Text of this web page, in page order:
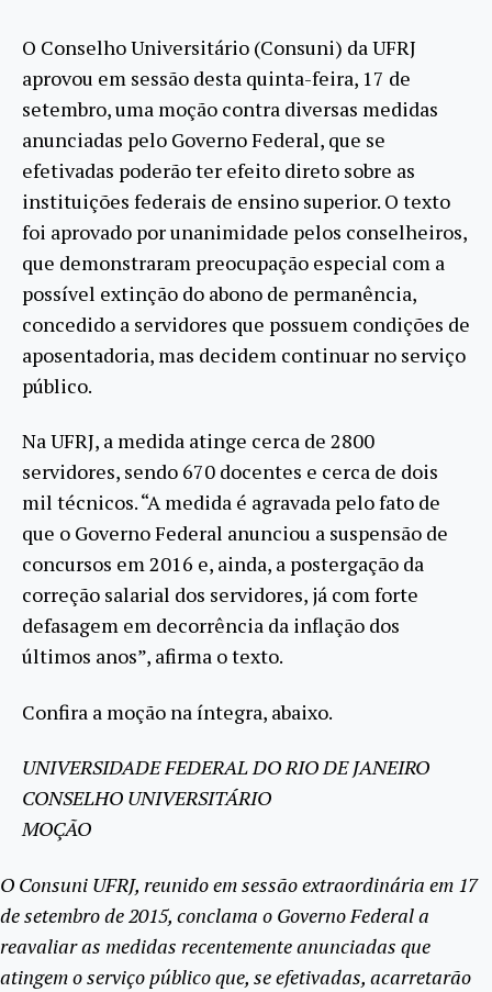
O Conselho Universitário (Consuni) da UFRJ
aprovou em sessão desta quinta-feira, 17 de
setembro, uma moção contra diversas medidas
anunciadas pelo Governo Federal, que se
efetivadas poderão ter efeito direto sobre as
instituições federais de ensino superior. O texto
foi aprovado por unanimidade pelos conselheiros,
que demonstraram preocupação especial com a
possível extinção do abono de permanência,
concedido a servidores que possuem condições de
aposentadoria, mas decidem continuar no serviço
público.
Na UFRJ, a medida atinge cerca de 2800
servidores, sendo 670 docentes e cerca de dois
mil técnicos. “A medida é agravada pelo fato de
que o Governo Federal anunciou a suspensão de
concursos em 2016 e, ainda, a postergação da
correção salarial dos servidores, já com forte
defasagem em decorrência da inflação dos
últimos anos”, afirma o texto.
Confira a moção na íntegra, abaixo.
UNIVERSIDADE FEDERAL DO RIO DE JANEIRO
CONSELHO UNIVERSITÁRIO
MOÇÃO
O Consuni UFRJ, reunido em sessão extraordinária em 17
de setembro de 2015, conclama o Governo Federal a
reavaliar as medidas recentemente anunciadas que
atingem o serviço público que, se efetivadas, acarretarão